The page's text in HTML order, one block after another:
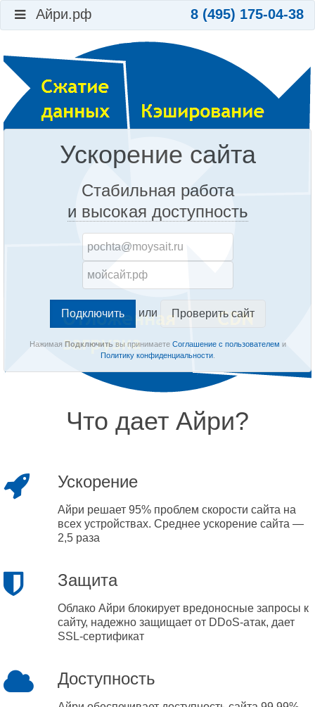
Айри.рф 8 (495) 175-04-38
Ускорение сайта
Стабильная работа
и высокая доступность
или Проверить сайт
Нажимая Подключитьвы принимаете Соглашение с пользователем и
Политику конфиденциальности.
Что дает Айри?
Ускорение
Айри решает 95% проблем скорости сайта на
всех устройствах. Среднее ускорение сайта —
2,5 раза
Защита
Облако Айри блокирует вредоносные запросы к
сайту, надежно защищает от DDoS-атак, дает
SSL-сертификат
Доступность